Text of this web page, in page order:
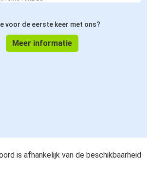
voor de eerste keer met ons?
Meer informatie
is afhankelijk van de beschikbaarheid